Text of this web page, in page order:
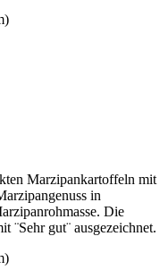
Marzipankartoffeln mit
in
Die
¨Sehr gut¨ ausgezeichnet.